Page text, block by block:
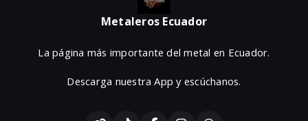
Metaleros Ecuador
La página más importante del metal en Ecuador.
Descarga nuestra App y escúchanos.